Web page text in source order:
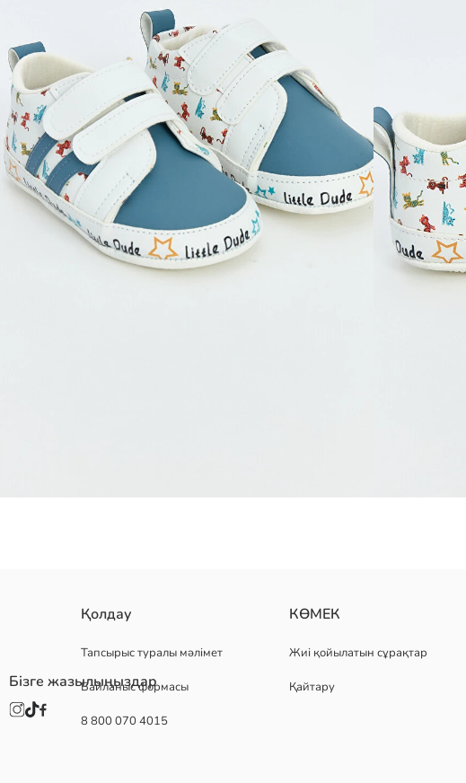
жыныс:
Үлгі:
Аяқ киім стилінде:
Қолдау
Тапсырыс туралы мәлімет
Байланыс формасы
8 800 070 4015
КӨМЕК
Жиі қойылатын сұрақтар
Қайтару
Бізге жазылыңыздар